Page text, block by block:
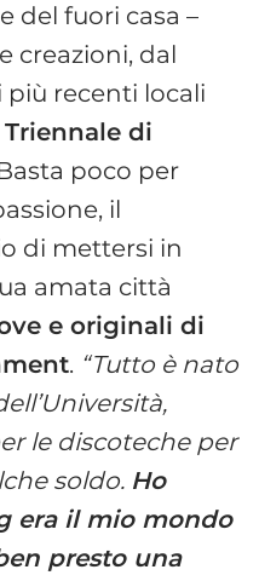
del fuori casa –
creazioni, dal
più recenti locali
Triennale di
poco per
il
di mettersi in
amata città
e originali di
. “Tutto è nato
le discoteche per
soldo. Ho
era il mio mondo
presto una